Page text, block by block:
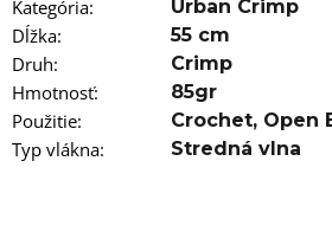
Kategória: Urban Crimp
Dĺžka: 55 cm
Druh: Crimp
Hmotnosť: 85gr
Použitie: Crochet, Open
Typ vlákna: Stredná vlna
r
ú
č
a
m
e